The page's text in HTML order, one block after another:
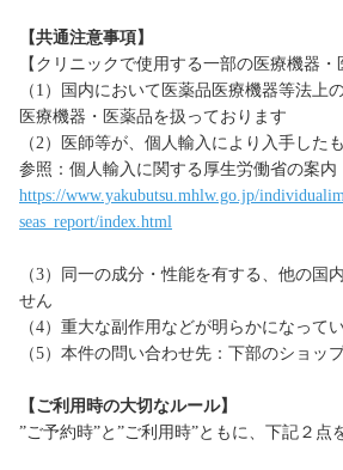
【共通注意事項】
【クリニックで使用する一部の医療機器・
（1）国内において医薬品医療機器等法上
医療機器・医薬品を扱っております
（2）医師等が、個人輸入により入手した
参照：個人輸入に関する厚生労働省の案内
https://www.yakubutsu.mhlw.go.jp/
seas_report/index.html
（3）同一の成分・性能を有する、他の国
せん
（4）重大な副作用などが明らかになって
（5）本件の問い合わせ先：下部のショッ
【ご利用時の大切なルール】
”ご予約時”と”ご利用時”ともに、下記２点